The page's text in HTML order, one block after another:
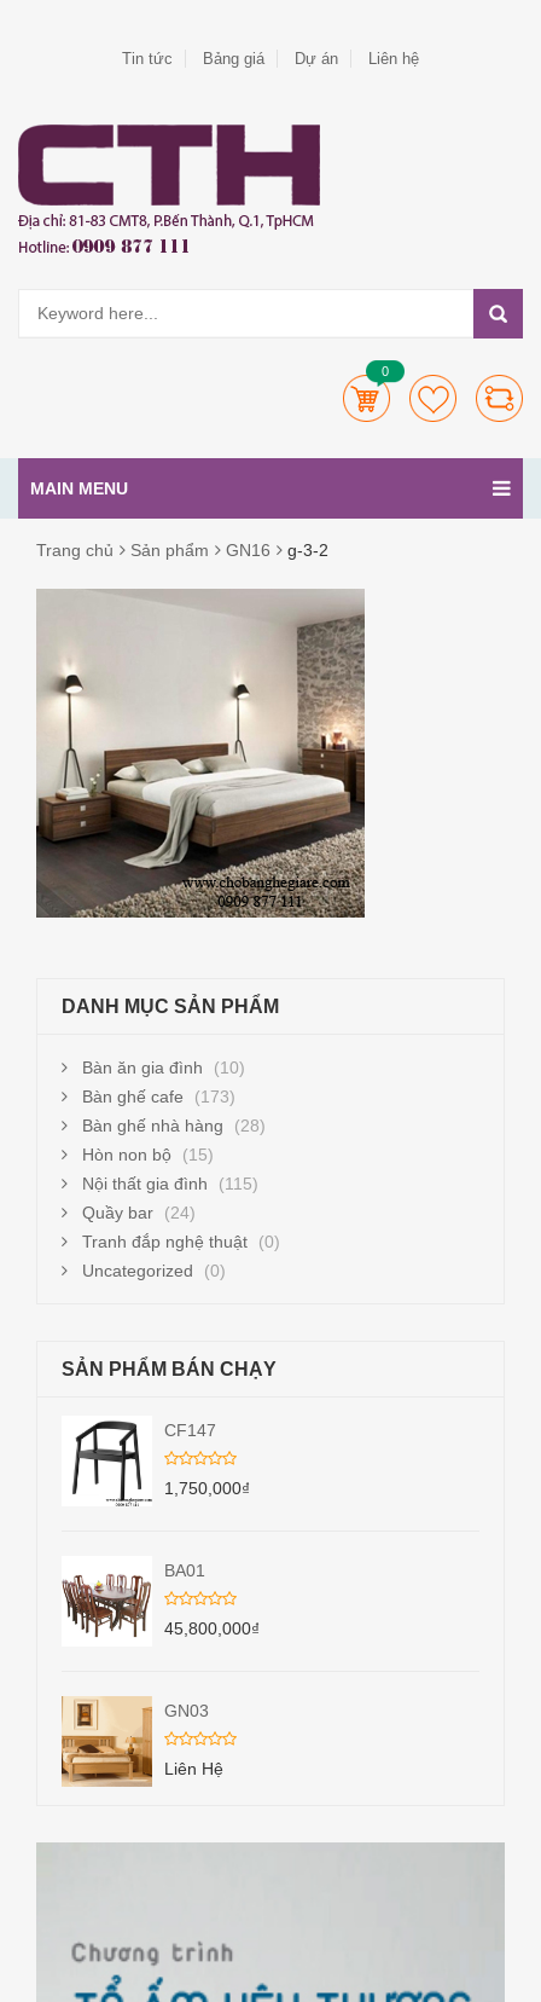
Tin tức Bảng giá Dự án Liên hệ
0
MAIN MENU
Trang chủ Sản phẩm GN16 g-3-2
2
DANH MỤC SẢN PHẨM
Bàn ăn gia đình
(10)
Bàn ghế cafe
(173)
Bàn ghế nhà hàng
(28)
Hòn non bộ
(15)
Nội thất gia đình
(115)
Quầy bar
(24)
Tranh đắp nghệ thuật
(0)
Uncategorized
(0)
SẢN PHẨM BÁN CHẠY
CF147
1,750,000₫
BA01
45,800,000₫
GN03
Liên Hệ